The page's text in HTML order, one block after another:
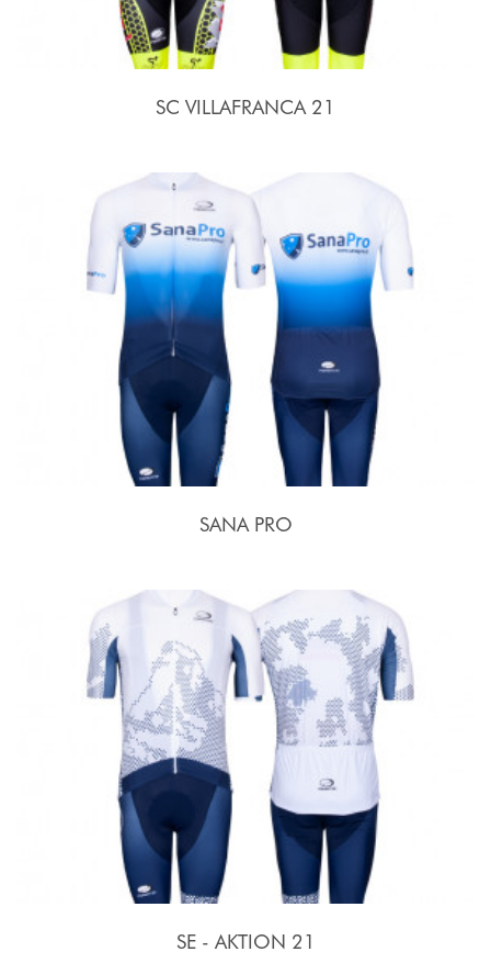
SC VILLAFRANCA 21
SANA PRO
SE - AKTION 21